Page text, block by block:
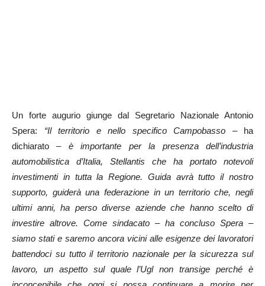
Un forte augurio giunge dal Segretario Nazionale Antonio
Spera: “Il territorio e nello specifico Campobasso –ha
dichiarato– è importante per la presenza dell’industria
automobilistica d’Italia, Stellantis che ha portato notevoli
investimenti in tutta la Regione. Guida avrà tutto il nostro
supporto, guiderà una federazione in un territorio che, negli
ultimi anni, ha perso diverse aziende che hanno scelto di
investire altrove. Come sindacato – ha concluso Spera –
siamo stati e saremo ancora vicini alle esigenze dei lavoratori
battendoci su tutto il territorio nazionale per la sicurezza sul
lavoro, un aspetto sul quale l’Ugl non transige perché è